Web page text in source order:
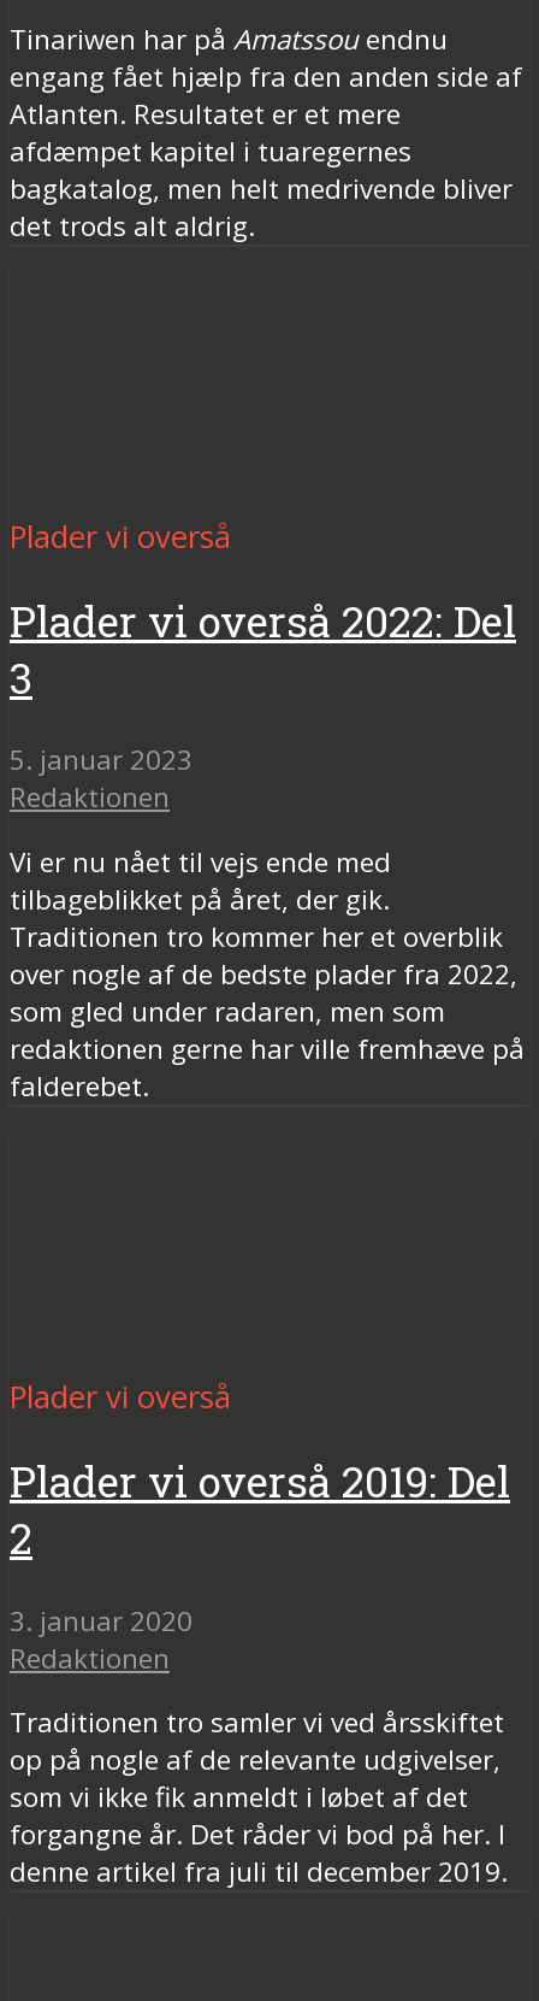
Tinariwen har på Amatssouendnu
engang fået hjælp fra den anden side af
Atlanten. Resultatet er et mere
afdæmpet kapitel i tuaregernes
bagkatalog, men helt medrivende bliver
det trods alt aldrig.
Plader vi overså
Plader vi overså 2022: Del
3
5. januar 2023
Redaktionen
Vi er nu nået til vejs ende med
tilbageblikket på året, der gik.
Traditionen tro kommer her et overblik
over nogle af de bedste plader fra 2022,
som gled under radaren, men som
redaktionen gerne har ville fremhæve på
falderebet.
Plader vi overså
Plader vi overså 2019: Del
2
3. januar 2020
Redaktionen
Traditionen tro samler vi ved årsskiftet
op på nogle af de relevante udgivelser,
som vi ikke fik anmeldt i løbet af det
forgangne år. Det råder vi bod på her. I
denne artikel fra juli til december 2019.